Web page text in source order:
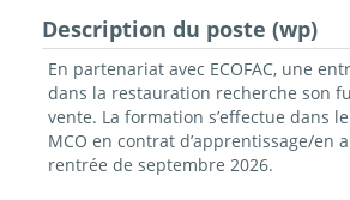
Description du poste (wp)
En partenariat avec ECOFAC, une
dans la restauration recherche son
vente. La formation s’effectue dans le
MCO en contrat d’apprentissage/en
rentrée de septembre 2026.